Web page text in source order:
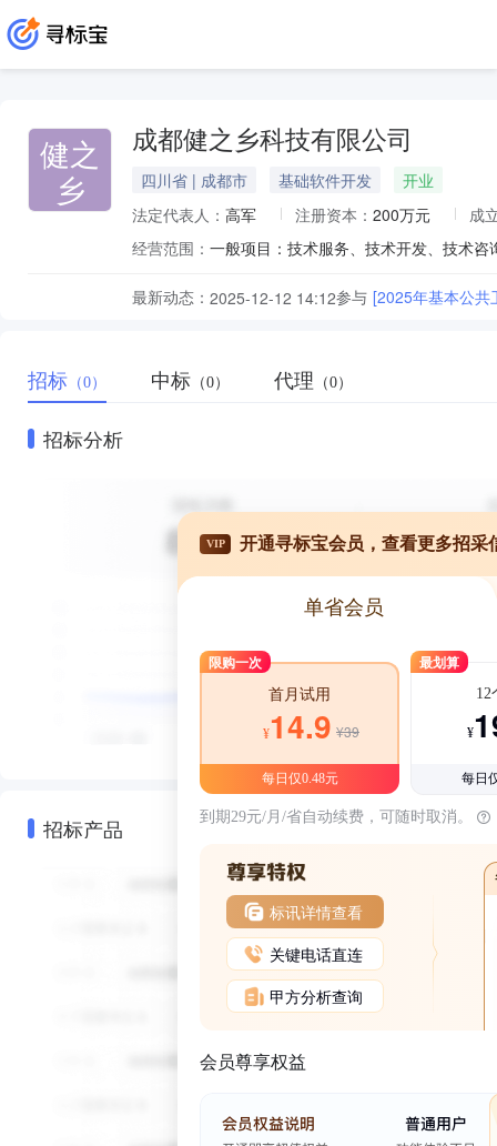
健之
乡
成都健之乡科技有限公司
四川省 | 成都市 基础软件开发
开业
法定代表人： 高军 注册资本： 200万元
成
经营范围：
最新动态： 2025-12-12 14:12参与 [2025年基本公共
招标 （0） 中标 （0） 代理 （0）
招标分析
招标产品
VIP 开通寻标宝会员，查看更多招采
单省会员
限购一次
首月试用
¥14.9 ¥39
每日仅0.48元
最划算
12
¥
每日
到期29元/月/省自动续费，可随时取消。
标讯详情查看
关键电话直连
甲方分析查询
会员尊享权益